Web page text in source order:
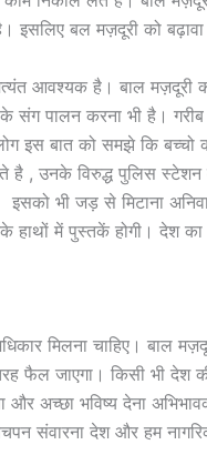
इसलिए बल मज़दूरी को बढ़ावा
आवश्यक है। बाल मज़दूरी
संग पालन करना भी है। गरीब
इस बात को समझे कि बच्चो
है , उनके विरुद्ध पुलिस
भी जड़ से मिटाना
हाथों में पुस्तकें होगी। देश
मिलना चाहिए। बाल
फैल जाएगा। किसी भी देश
और अच्छा भविष्य देना
संवारना देश और हम